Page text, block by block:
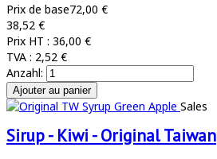
Prix de base72,00 €
38,52 €
Prix HT : 36,00 €
TVA : 2,52 €
Anzahl:
Sales
Sirup - Kiwi - Original Taiwan